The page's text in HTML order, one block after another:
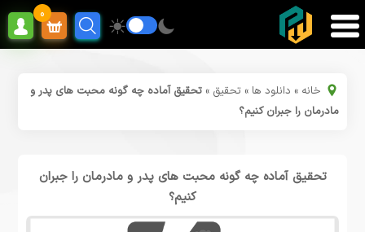
0
خانه » دانلود ها » تحقیق »تحقیق آماده چه گونه محبت های پدر و
مادرمان را جبران کنیم؟
تحقیق آماده چه گونه محبت های پدر و مادرمان را جبران
کنیم؟